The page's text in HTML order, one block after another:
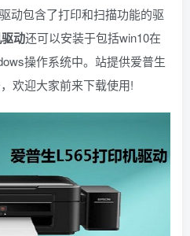
动包含了打印和扫描功能的驱
动还可以安装于包括win10在
操作系统中。站提供爱普生
欢迎大家前来下载使用!